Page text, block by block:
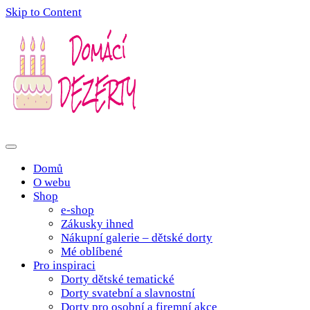
Skip to Content
domacidezerty.cz
Domů
O webu
Shop
e-shop
Zákusky ihned
Nákupní galerie – dětské dorty
Mé oblíbené
Pro inspiraci
Dorty dětské tematické
Dorty svatební a slavnostní
Dorty pro osobní a firemní akce